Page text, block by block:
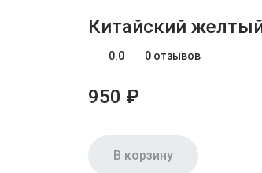
Китайский
0.0 0 отзывов
950 ₽
В корзину